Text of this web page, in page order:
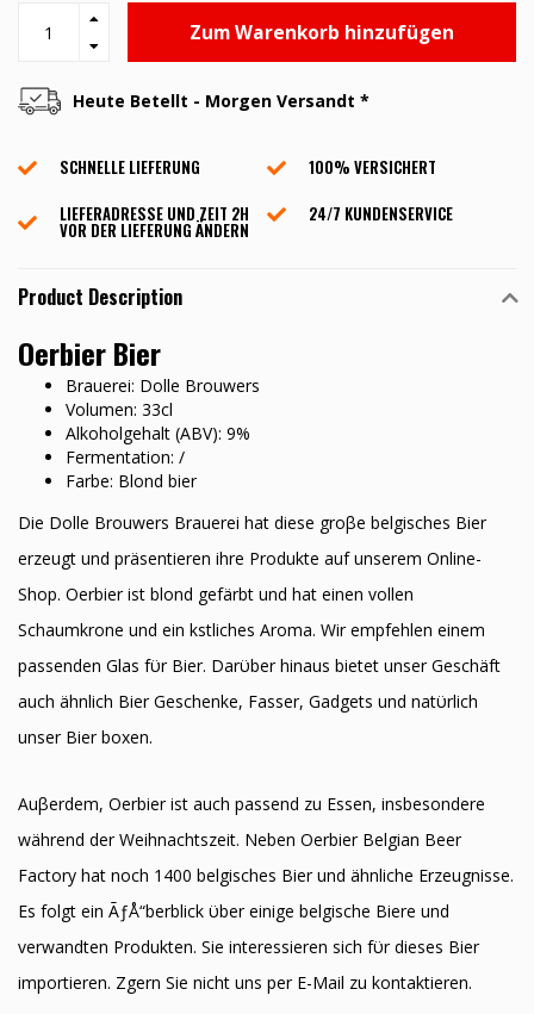
Zum Warenkorb hinzufügen
Heute Betellt - Morgen Versandt *
SCHNELLE LIEFERUNG
100% VERSICHERT
LIEFERADRESSE UND ZEIT 2H
VOR DER LIEFERUNG ÄNDERN
24/7 KUNDENSERVICE
Product Description
Oerbier Bier
Brauerei: Dolle Brouwers
Volumen: 33cl
Alkoholgehalt (ABV): 9%
Fermentation: /
Farbe: Blond bier
Die Dolle Brouwers Brauerei hat diese groβe belgisches Bier
erzeugt und präsentieren ihre Produkte auf unserem Online-
Shop. Oerbier ist blond gefärbt und hat einen vollen
Schaumkrone und ein kӧstliches Aroma. Wir empfehlen einem
passenden Glas fϋr Bier. Darϋber hinaus bietet unser Geschäft
auch ähnlich Bier Geschenke, Fasser, Gadgets und natϋrlich
unser Bier boxen.
Auβerdem, Oerbier ist auch passend zu Essen, insbesondere
während der Weihnachtszeit. Neben Oerbier Belgian Beer
Factory hat noch 1400 belgisches Bier und ähnliche Erzeugnisse.
Es folgt ein ÃƒÅ“berblick ϋber einige belgische Biere und
verwandten Produkten. Sie interessieren sich fϋr dieses Bier
importieren. Zӧgern Sie nicht uns per E-Mail zu kontaktieren.